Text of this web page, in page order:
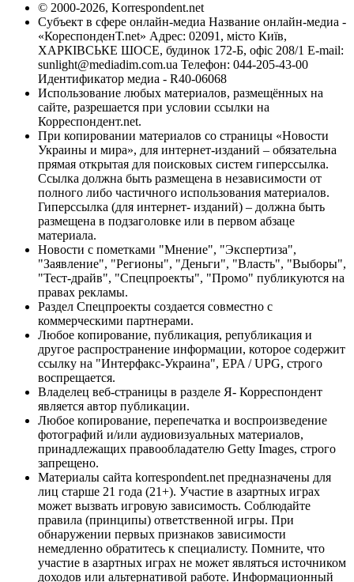
© 2000-2026, Korrespondent.net
Субъект в сфере онлайн-медиа Название онлайн-медиа -
«КореспонденТ.net» Адрес: 02091, місто Київ,
ХАРКІВСЬКЕ ШОСЕ, будинок 172-Б, офіс 208/1 E-mail:
sunlight@mediadim.com.ua Телефон: 044-205-43-00
Идентификатор медиа - R40-06068
Использование любых материалов, размещённых на
сайте, разрешается при условии ссылки на
Корреспондент.net.
При копировании материалов со страницы «Новости
Украины и мира», для интернет-изданий – обязательна
прямая открытая для поисковых систем гиперссылка.
Ссылка должна быть размещена в независимости от
полного либо частичного использования материалов.
Гиперссылка (для интернет- изданий) – должна быть
размещена в подзаголовке или в первом абзаце
материала.
Новости с пометками "Мнение", "Экспертиза",
"Заявление", "Регионы", "Деньги", "Власть", "Выборы",
"Тест-драйв", "Спецпроекты", "Промо" публикуются на
правах рекламы.
Раздел Спецпроекты создается совместно с
коммерческими партнерами.
Любое копирование, публикация, републикация и
другое распространение информации, которое содержит
ссылку на "Интерфакс-Украина", EPA / UPG, строго
воспрещается.
Владелец веб-страницы в разделе Я- Корреспондент
является автор публикации.
Любое копирование, перепечатка и воспроизведение
фотографий и/или аудиовизуальных материалов,
принадлежащих правообладателю Getty Images, строго
запрещено.
Материалы сайта korrespondent.net предназначены для
лиц старше 21 года (21+). Участие в азартных играх
может вызвать игровую зависимость. Соблюдайте
правила (принципы) ответственной игры. При
обнаружении первых признаков зависимости
немедленно обратитесь к специалисту. Помните, что
участие в азартных играх не может являться источником
доходов или альтернативой работе. Информационный